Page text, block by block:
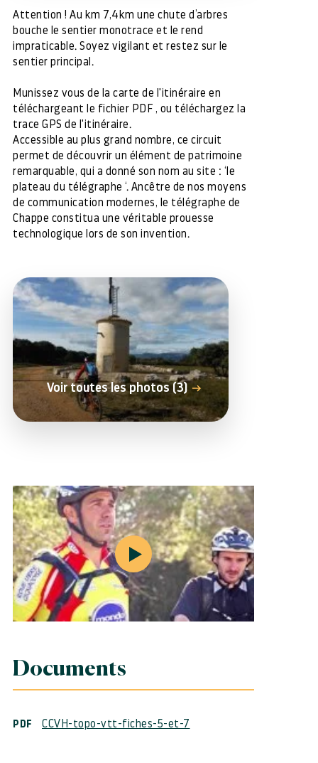
Attention ! Au km 7,4km une chute d’arbres
bouche le sentier monotrace et le rend
impraticable. Soyez vigilant et restez sur le
sentier principal.
Munissez vous de la carte de l'itinéraire en
téléchargeant le fichier PDF , ou téléchargez la
trace GPS de l'itinéraire.
Accessible au plus grand nombre, ce circuit
permet de découvrir un élément de patrimoine
remarquable, qui a donné son nom au site : ‘le
plateau du télégraphe ‘. Ancêtre de nos moyens
de communication modernes, le télégraphe de
Chappe constitua une véritable prouesse
technologique lors de son invention.
Voir toutes les photos (3)
Documents
PDF CCVH-topo-vtt-fiches-5-et-7